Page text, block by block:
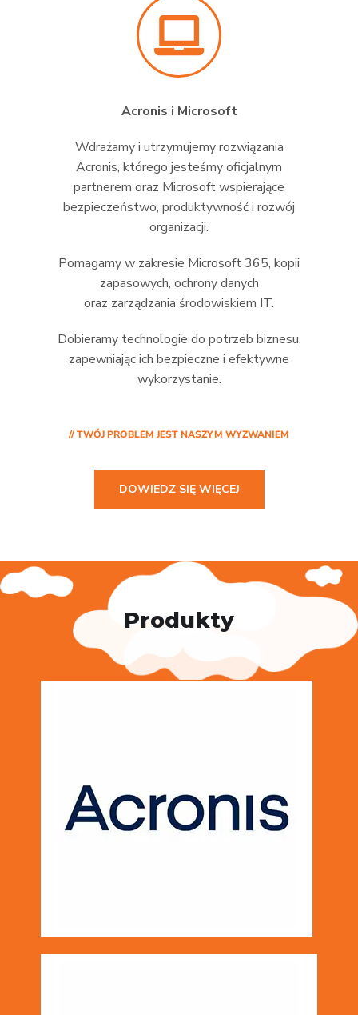
Acronis i Microsoft
Wdrażamy i utrzymujemy rozwiązania
Acronis, którego jesteśmy oficjalnym
partnerem oraz Microsoft wspierające
bezpieczeństwo, produktywność i rozwój
organizacji.
Pomagamy w zakresie Microsoft 365, kopii
zapasowych, ochrony danych
oraz zarządzania środowiskiem IT.
Dobieramy technologie do potrzeb biznesu,
zapewniając ich bezpieczne i efektywne
wykorzystanie.
// TWÓJ PROBLEM JEST NASZYM WYZWANIEM
DOWIEDZ SIĘ WIĘCEJ
Produkty